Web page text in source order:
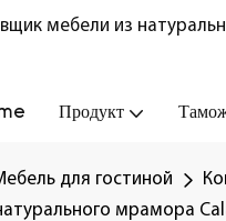
мебели из
Продукт
для гостиной
мрамора